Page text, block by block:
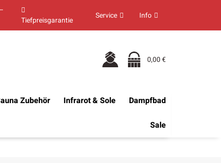
Tiefpreisgarantie Service Info
0,00 €
Zubehör Infrarot & Sole Dampfbad
Sale